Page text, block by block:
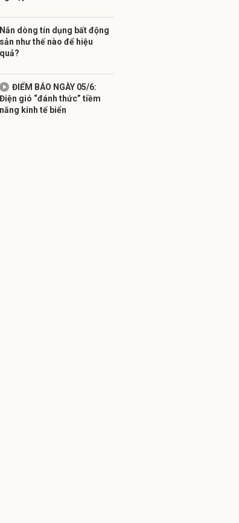
Nắn dòng tín dụng bất động
sản như thế nào để hiệu
quả?
ĐIỂM BÁO NGÀY 05/6:
Điện gió “đánh thức” tiềm
năng kinh tế biển